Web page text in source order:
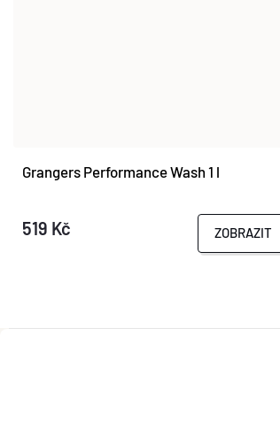
Grangers Performance Wash 1 l
519 Kč ZOBRAZIT